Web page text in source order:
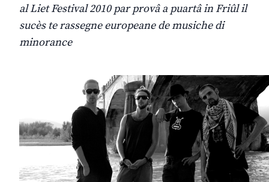
al Liet Festival 2010 par provâ a puartâ in Friûl il
sucès te rassegne europeane de musiche di
minorance